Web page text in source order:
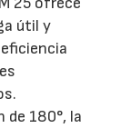
útil y
180°, la